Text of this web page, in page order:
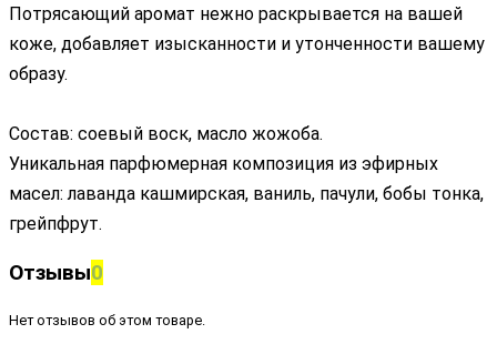
Потрясающий аромат нежно раскрывается на вашей
коже, добавляет изысканности и утонченности вашему
образу.
Состав: соевый воск, масло жожоба.
Уникальная парфюмерная композиция из эфирных
масел: лаванда кашмирская, ваниль, пачули, бобы тонка,
грейпфрут.
Отзывы0
Нет отзывов об этом товаре.